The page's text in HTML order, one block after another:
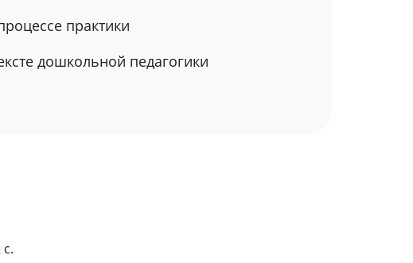
практики
дошкольной педагогики